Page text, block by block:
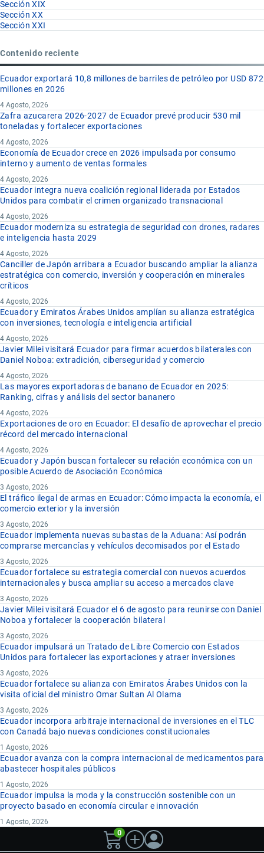
Sección XIX
Sección XX
Sección XXI
Contenido reciente
Ecuador exportará 10,8 millones de barriles de petróleo por USD 872
millones en 2026
4 Agosto, 2026
Zafra azucarera 2026-2027 de Ecuador prevé producir 530 mil
toneladas y fortalecer exportaciones
4 Agosto, 2026
Economía de Ecuador crece en 2026 impulsada por consumo
interno y aumento de ventas formales
4 Agosto, 2026
Ecuador integra nueva coalición regional liderada por Estados
Unidos para combatir el crimen organizado transnacional
4 Agosto, 2026
Ecuador moderniza su estrategia de seguridad con drones, radares
e inteligencia hasta 2029
4 Agosto, 2026
Canciller de Japón arribara a Ecuador buscando ampliar la alianza
estratégica con comercio, inversión y cooperación en minerales
críticos
4 Agosto, 2026
Ecuador y Emiratos Árabes Unidos amplían su alianza estratégica
con inversiones, tecnología e inteligencia artificial
4 Agosto, 2026
Javier Milei visitará Ecuador para firmar acuerdos bilaterales con
Daniel Noboa: extradición, ciberseguridad y comercio
4 Agosto, 2026
Las mayores exportadoras de banano de Ecuador en 2025:
Ranking, cifras y análisis del sector bananero
4 Agosto, 2026
Exportaciones de oro en Ecuador: El desafío de aprovechar el precio
récord del mercado internacional
4 Agosto, 2026
Ecuador y Japón buscan fortalecer su relación económica con un
posible Acuerdo de Asociación Económica
3 Agosto, 2026
El tráfico ilegal de armas en Ecuador: Cómo impacta la economía, el
comercio exterior y la inversión
3 Agosto, 2026
Ecuador implementa nuevas subastas de la Aduana: Así podrán
comprarse mercancías y vehículos decomisados por el Estado
3 Agosto, 2026
Ecuador fortalece su estrategia comercial con nuevos acuerdos
internacionales y busca ampliar su acceso a mercados clave
3 Agosto, 2026
Javier Milei visitará Ecuador el 6 de agosto para reunirse con Daniel
Noboa y fortalecer la cooperación bilateral
3 Agosto, 2026
Ecuador impulsará un Tratado de Libre Comercio con Estados
Unidos para fortalecer las exportaciones y atraer inversiones
3 Agosto, 2026
Ecuador fortalece su alianza con Emiratos Árabes Unidos con la
visita oficial del ministro Omar Sultan Al Olama
3 Agosto, 2026
Ecuador incorpora arbitraje internacional de inversiones en el TLC
con Canadá bajo nuevas condiciones constitucionales
1 Agosto, 2026
Ecuador avanza con la compra internacional de medicamentos para
abastecer hospitales públicos
1 Agosto, 2026
Ecuador impulsa la moda y la construcción sostenible con un
proyecto basado en economía circular e innovación
1 Agosto, 2026
0